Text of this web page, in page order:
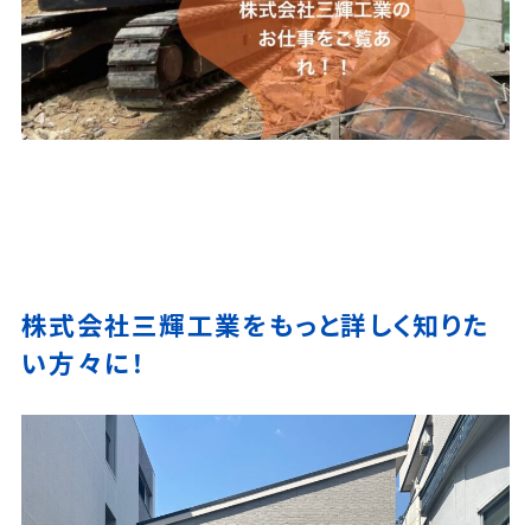
株式会社三輝工業をもっと詳しく知りた
い方々に！